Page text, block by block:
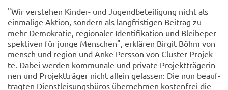
"Wir ver­ste­hen Kinder-​ und Ju­gend­be­tei­li­gung nicht als
ein­ma­li­ge Ak­ti­on, son­dern als lang­fris­ti­gen Bei­trag zu
mehr De­mo­kra­tie, re­gio­na­ler Iden­ti­fi­ka­ti­on und Blei­be­per­
spek­ti­ven für junge Men­schen", er­klä­ren Bir­git Böhm von
mensch und re­gi­on und Anke Pers­son von Clus­ter Pro­jek­
te. Dabei wer­den kom­mu­na­le und pri­va­te Pro­jekt­trä­ge­rin­
nen und Pro­jekt­trä­ger nicht al­lein ge­las­sen: Die nun be­auf­
trag­ten Dienst­lei­sungs­bü­ros über­neh­men kos­ten­frei die